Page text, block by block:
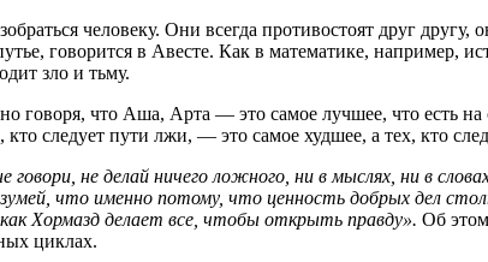
человеку. Они всегда противостоят друг
говорится в Авесте. Как в математике, например,
зло и тьму.
говоря, что Аша, Арта — это самое лучшее, что есть
следует пути лжи, — это самое худшее, а тех, кто
говори, не делай ничего ложного, ни в мыслях, ни в
что именно потому, что ценность добрых дел
Хормазд делает все, чтобы открыть правду». Об
циклах.